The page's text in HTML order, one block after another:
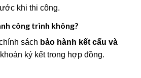
khi thi công.
công trình không?
sách bảo hành kết cấu và
ký kết trong hợp đồng.